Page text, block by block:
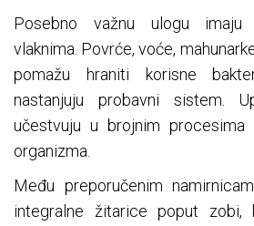
Posebno važnu ulogu imaju
vlaknima. Povrće, voće,
pomažu hraniti korisne
nastanjuju probavni sistem.
učestvuju u brojnim procesima
organizma.
Među preporučenim
integralne žitarice poput zobi,